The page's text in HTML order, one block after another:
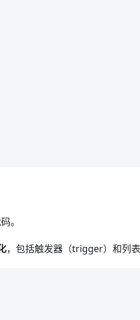
。
，包括触发器（trigger）和列表